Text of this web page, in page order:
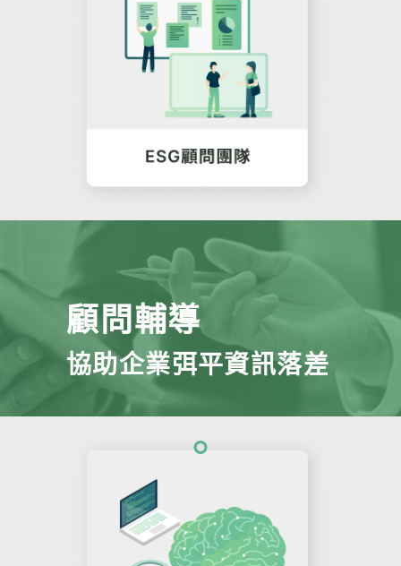
顧問輔導
協助企業弭平資訊落差